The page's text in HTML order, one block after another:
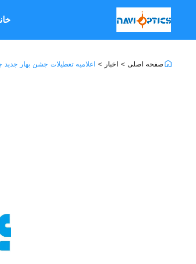
صفحه اصلی > اخبار > اعلامیه تعطیلات جشن بهار جدید